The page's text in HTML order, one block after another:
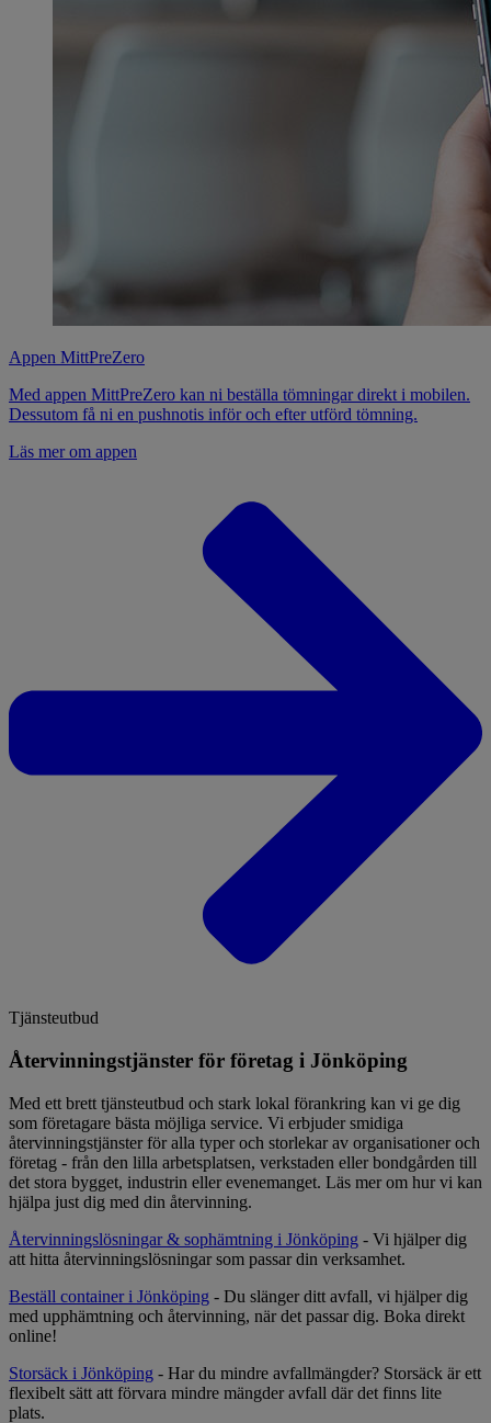
Appen MittPreZero
Med appen MittPreZero kan ni beställa tömningar direkt i mobilen.
Dessutom få ni en pushnotis inför och efter utförd tömning.
Läs mer om appen
Tjänsteutbud
Återvinningstjänster för företag i Jönköping
Med ett brett tjänsteutbud och stark lokal förankring kan vi ge dig
som företagare bästa möjliga service. Vi erbjuder smidiga
återvinningstjänster för alla typer och storlekar av organisationer och
företag - från den lilla arbetsplatsen, verkstaden eller bondgården till
det stora bygget, industrin eller evenemanget. Läs mer om hur vi kan
hjälpa just dig med din återvinning.
Återvinningslösningar & sophämtning i Jönköping - Vi hjälper dig
att hitta återvinningslösningar som passar din verksamhet.
Beställ container i Jönköping - Du slänger ditt avfall, vi hjälper dig
med upphämtning och återvinning, när det passar dig. Boka direkt
online!
Storsäck i Jönköping - Har du mindre avfallmängder? Storsäck är ett
flexibelt sätt att förvara mindre mängder avfall där det finns lite
plats.